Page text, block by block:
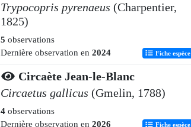
Trypocopris pyrenaeus (Charpentier,
1825)
5 observations
Dernière observation en 2024 Fiche espèce
Circaète Jean-le-Blanc
Circaetus gallicus (Gmelin, 1788)
4 observations
Dernière observation en 2026 Fiche espèce